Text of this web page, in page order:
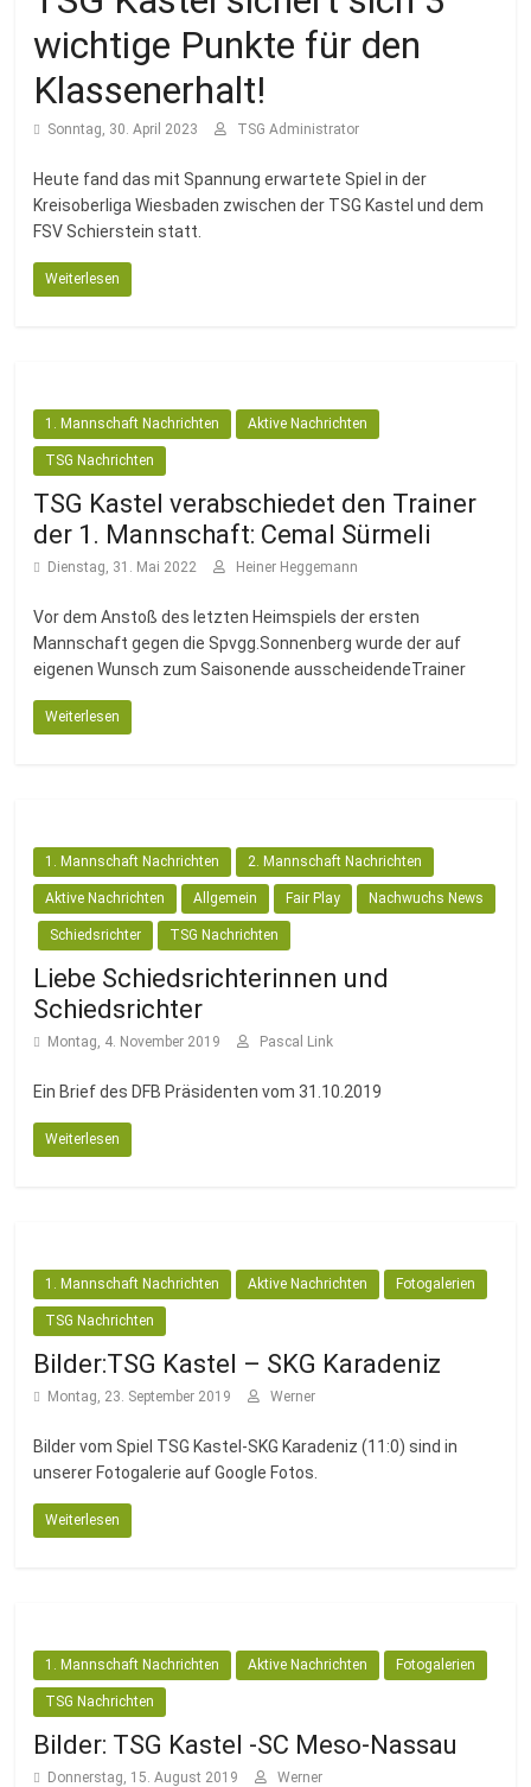
wichtige Punkte für den
Klassenerhalt!
Sonntag, 30. April 2023 TSG Administrator
Heute fand das mit Spannung erwartete Spiel in der
Kreisoberliga Wiesbaden zwischen der TSG Kastel und dem
FSV Schierstein statt.
Weiterlesen
1. Mannschaft Nachrichten Aktive Nachrichten
TSG Nachrichten
TSG Kastel verabschiedet den Trainer
der 1. Mannschaft: Cemal Sürmeli
Dienstag, 31. Mai 2022 Heiner Heggemann
Vor dem Anstoß des letzten Heimspiels der ersten
Mannschaft gegen die Spvgg.Sonnenberg wurde der auf
eigenen Wunsch zum Saisonende ausscheidendeTrainer
Weiterlesen
1. Mannschaft Nachrichten 2. Mannschaft Nachrichten
Aktive Nachrichten Allgemein Fair Play Nachwuchs News
Schiedsrichter TSG Nachrichten
Liebe Schiedsrichterinnen und
Schiedsrichter
Montag, 4. November 2019 Pascal Link
Ein Brief des DFB Präsidenten vom 31.10.2019
Weiterlesen
1. Mannschaft Nachrichten Aktive Nachrichten Fotogalerien
TSG Nachrichten
Bilder:TSG Kastel – SKG Karadeniz
Montag, 23. September 2019 Werner
Bilder vom Spiel TSG Kastel-SKG Karadeniz (11:0) sind in
unserer Fotogalerie auf Google Fotos.
Weiterlesen
1. Mannschaft Nachrichten Aktive Nachrichten Fotogalerien
TSG Nachrichten
Bilder: TSG Kastel -SC Meso-Nassau
Donnerstag, 15. August 2019 Werner